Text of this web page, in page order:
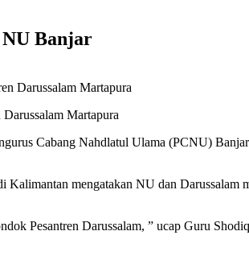
Banjar
Martapura
Cabang Nahdlatul Ulama (PCNU)
mengatakan NU dan Darussalam
Pesantren Darussalam, ” ucap Guru